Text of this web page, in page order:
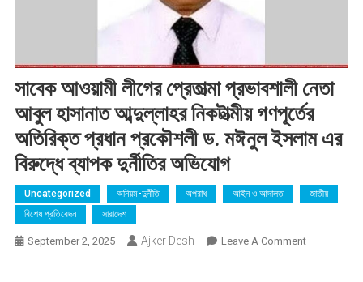
সাবেক আওয়ামী লীগের প্রেতাত্মা প্রভাবশালী নেতা
আবুল হাসানাত আব্দুল্লাহর নিকটাত্মীয় গণপূর্তের
অতিরিক্ত প্রধান প্রকৌশলী ড. মঈনুল ইসলাম এর
বিরুদ্ধে ব্যাপক দুর্নীতির অভিযোগ
Uncategorized অনিয়ম-দুর্নীতি অপরাধ আইন ও আদালত
জাতীয়
বিশেষ প্রতিবেদন
সারাদেশ
September 2, 2025 Ajker Desh Leave A CommentOn